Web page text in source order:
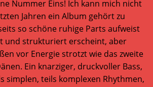
Nummer Eins! Ich kann mich nicht
Jahren ein Album gehört zu
so schöne ruhige Parts aufweist
und strukturiert erscheint, aber
vor Energie strotzt wie das zweite
Ein knarziger, druckvoller Bass,
simplen, teils komplexen Rhythmen,